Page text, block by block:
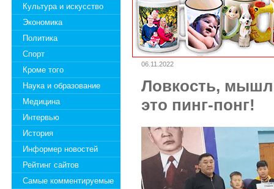
Культура и искусство
Экономика
Политика
Спорт
Кроме того
Наука и образование
Медицина
Интервью
История
Информер новостей
Рейтинг сайтов
Самые комментируемые
06.11.2022
Ловкость,
это пинг-понг!